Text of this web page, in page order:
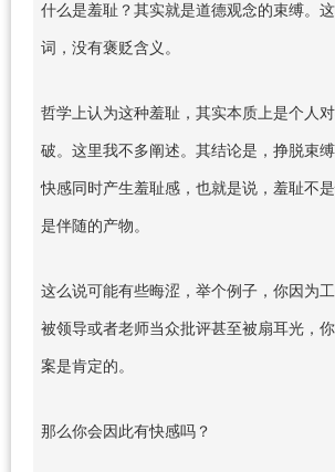
什么是羞耻？其实就是道德观念的束缚。
词，没有褒贬含义。
哲学上认为这种羞耻，其实本质上是个人
破。这里我不多阐述。其结论是，挣脱束
快感同时产生羞耻感，也就是说，羞耻不
是伴随的产物。
这么说可能有些晦涩，举个例子，你因为
被领导或者老师当众批评甚至被扇耳光，
案是肯定的。
那么你会因此有快感吗？